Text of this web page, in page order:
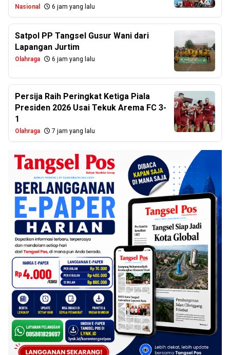
Nasional 6 jam yang lalu
Satpol PP Tangsel Gusur Wani dari
Lapangan Jurtim
Olahraga 6 jam yang lalu
Persija Raih Peringkat Ketiga Piala
Presiden 2026 Usai Tekuk Arema FC 3-
1
Olahraga 7 jam yang lalu